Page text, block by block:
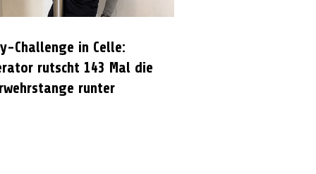
Challenge in Celle:
rutscht 143 Mal die
runter